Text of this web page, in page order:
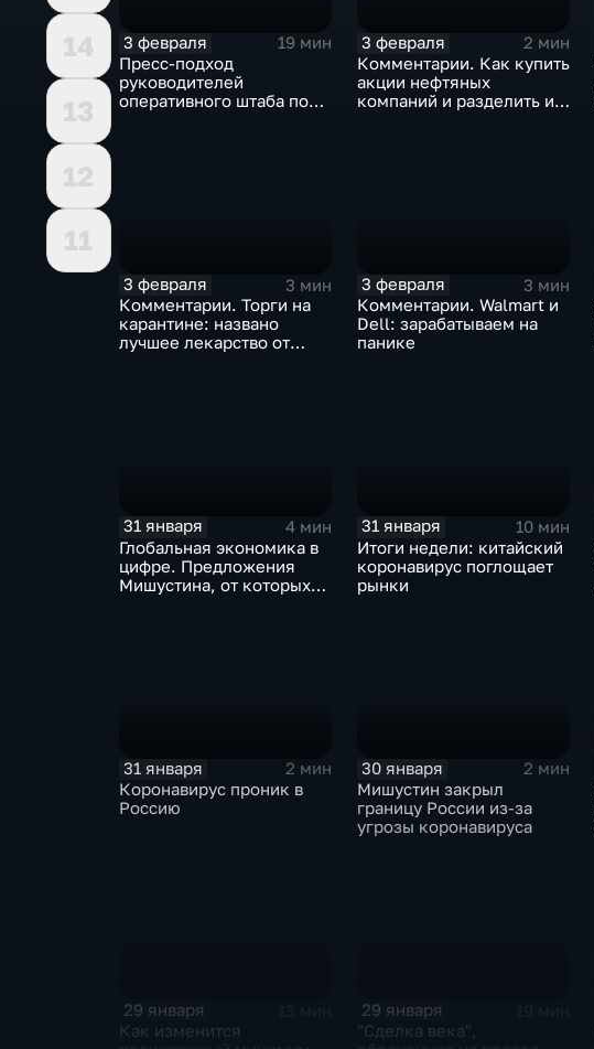
14
13
12
11
3 февраля
19 мин
Пресс-подход
руководителей
оперативного штаба по
3 февраля
2 мин
Комментарии. Как купить
акции нефтяных
компаний и разделить их
3 февраля
3 мин
Комментарии. Торги на
карантине: названо
лучшее лекарство от
3 февраля
3 мин
Комментарии. Walmart и
Dell: зарабатываем на
панике
31 января
4 мин
Глобальная экономика в
цифре. Предложения
Мишустина, от которых
31 января
10 мин
Итоги недели: китайский
коронавирус поглощает
рынки
31 января
2 мин
Коронавирус проник в
Россию
30 января
2 мин
Мишустин закрыл
границу России из-за
угрозы коронавируса
29 января
Как изменится
29 января
"Сделка века",